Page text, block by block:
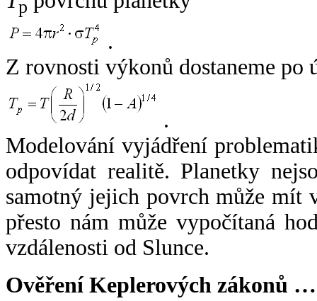
p
.
Z rovnosti výkonů dostaneme po
.
Modelování vyjádření
odpovídat realitě. Planetky
samotný jejich povrch může mít
přesto nám může vypočítaná
vzdálenosti od Slunce.
Ověření Keplerových zákonů …